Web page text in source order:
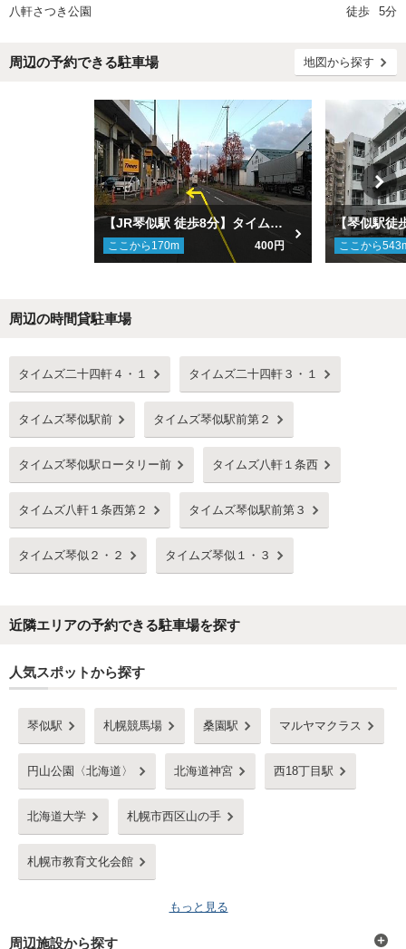
八軒さつき公園
徒歩 5分
周辺の予約できる駐車場 地図から探す
【JR琴似駅 徒歩8分】タイムズ二十四軒３・１駐車場
ここから 170m 400円 ここから543
周辺の時間貸駐車場
タイムズ二十四軒４・１ タイムズ二十四軒３・１
タイムズ琴似駅前 タイムズ琴似駅前第２
タイムズ琴似駅ロータリー前 タイムズ八軒１条西
タイムズ八軒１条西第２ タイムズ琴似駅前第３
タイムズ琴似２・２ タイムズ琴似１・３
近隣エリアの予約できる駐車場を探す
人気スポットから探す
琴似駅 札幌競馬場 桑園駅 マルヤマクラス
円山公園〈北海道〉 北海道神宮 西18丁目駅
北海道大学 札幌市西区山の手
札幌市教育文化会館
もっと見る
周辺施設から探す